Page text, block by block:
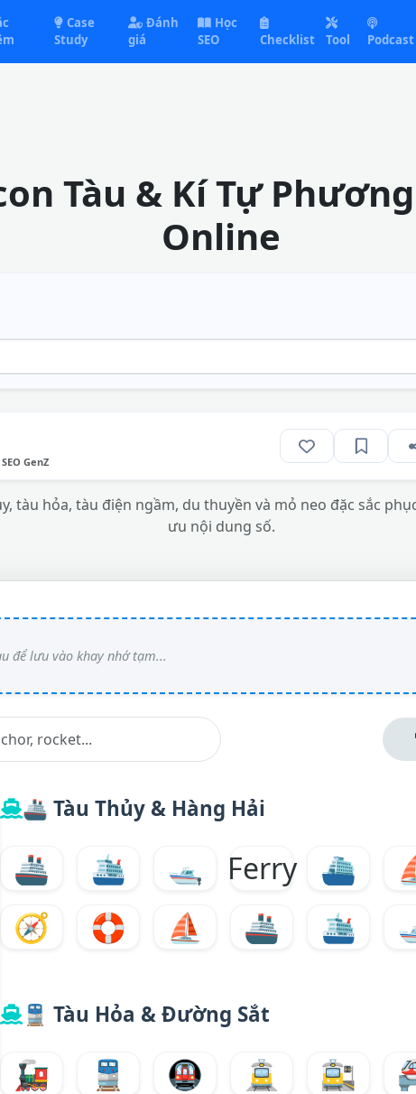
Case
Study
Đánh
giá
Học
SEO
Checklist Tool Podcast
Tàu & Kí Tự Phương
Online
GenZ
tàu hỏa, tàu điện ngầm, du thuyền và mỏ neo đặc sắc
ưu nội dung số.
🚢 Tàu Thủy & Hàng Hải
🚢 🛳️ 🛥️ Ferry ⛴️
🧭
🛟 ⛵ 🚢 🛳️
🚆 Tàu Hỏa & Đường Sắt
🚂 🚆 🚇 🚊 🚉